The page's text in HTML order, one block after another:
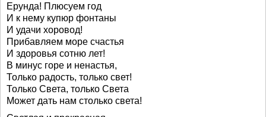
Ерунда! Плюсуем год
И к нему купюр фонтаны
И удачи хоровод!
Прибавляем море счастья
И здоровья сотню лет!
В минус горе и ненастья,
Только радость, только свет!
Только Света, только Света
Может дать нам столько света!